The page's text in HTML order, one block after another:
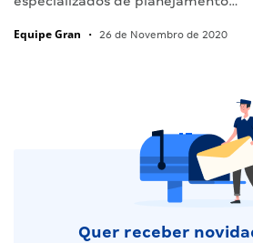
Equipe Gran • 26 de Novembro de 2020
Quer receber